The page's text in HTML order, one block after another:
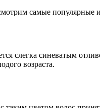
самые популярные
слегка синеватым
возраста.